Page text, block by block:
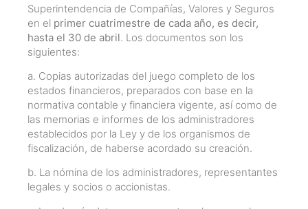
Superintendencia de Compañías, Valores y Seguros
en el primer cuatrimestre de cada año, es decir,
hasta el 30 de abril. Los documentos son los
siguientes:
a. Copias autorizadas del juego completo de los
estados financieros, preparados con base en la
normativa contable y financiera vigente, así como de
las memorias e informes de los administradores
establecidos por la Ley y de los organismos de
fiscalización, de haberse acordado su creación.
b. La nómina de los administradores, representantes
legales y socios o accionistas.